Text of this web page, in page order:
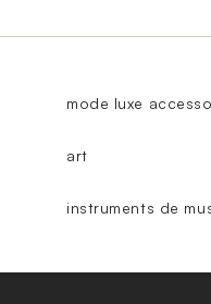
mode luxe
art
instruments de